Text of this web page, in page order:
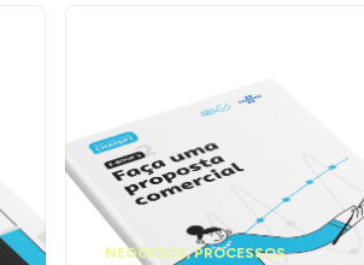
NEGÓCIOS,PROCESSOS